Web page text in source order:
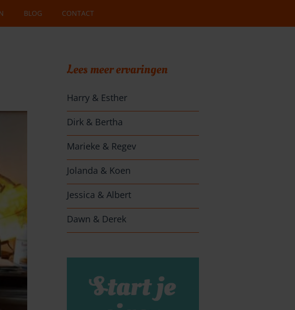
BLOG CONTACT
Lees meer ervaringen
Harry & Esther
Dirk & Bertha
Marieke & Regev
Jolanda & Koen
Jessica & Albert
Dawn & Derek